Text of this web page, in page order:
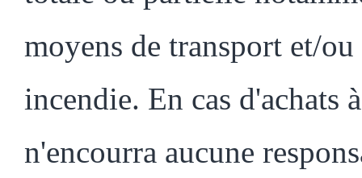
moyens de transport et/
incendie. En cas d'achats
n'encourra aucune